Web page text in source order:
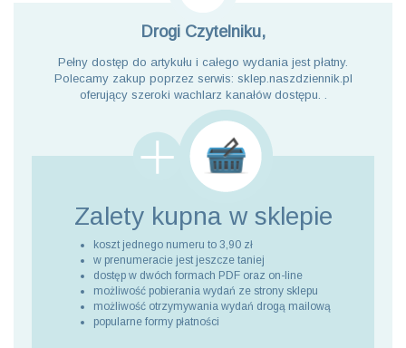
Drogi Czytelniku,
Pełny dostęp do artykułu i całego wydania jest płatny.
Polecamy zakup poprzez serwis: sklep.naszdziennik.pl
oferujący szeroki wachlarz kanałów dostępu. .
Zalety kupna w sklepie
koszt jednego numeru to 3,90 zł
w prenumeracie jest jeszcze taniej
dostęp w dwóch formach PDF oraz on-line
możliwość pobierania wydań ze strony sklepu
możliwość otrzymywania wydań drogą mailową
popularne formy płatności